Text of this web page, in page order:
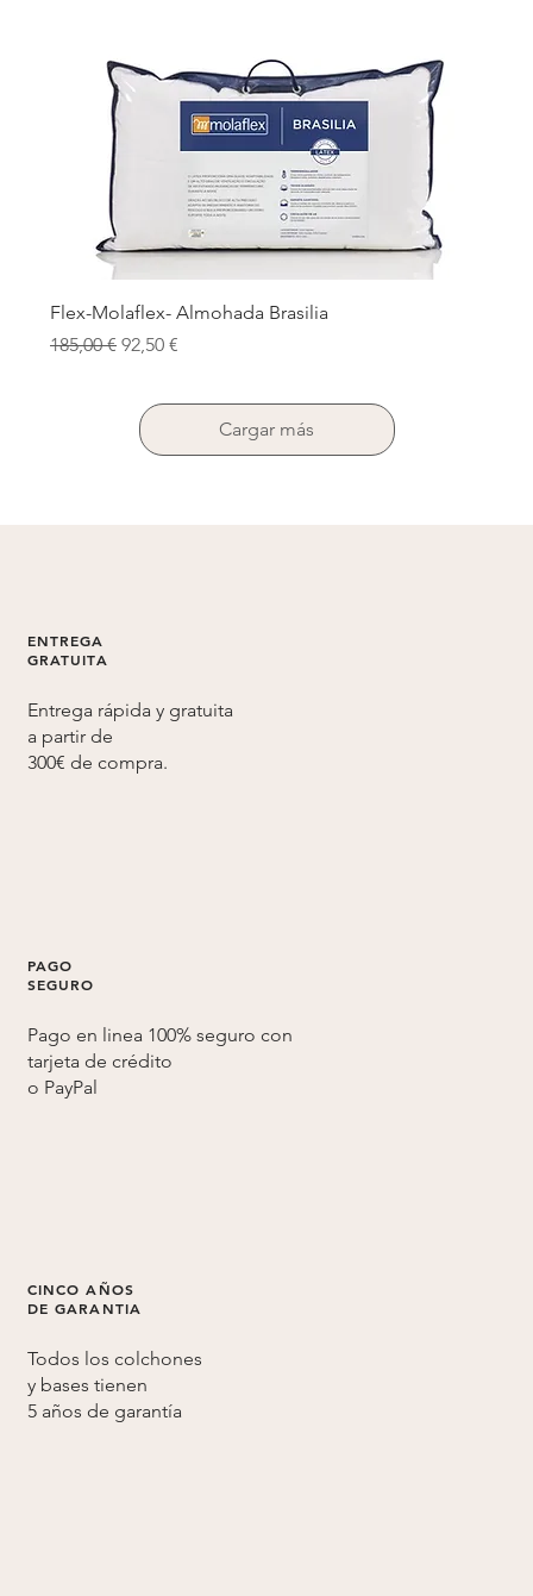
Flex-Molaflex- Almohada Brasilia
Precio
185,00 € Precio de oferta
92,50 €
Cargar más
ENTREGA
GRATUITA
Entrega rápida y gratuita
a partir de
300€ de compra.
PAGO
SEGURO
Pago en linea 100% seguro con
tarjeta de crédito
o PayPal
CINCO AÑOS
DE GARANTIA
Todos los colchones
y bases tienen
5 años de garantía